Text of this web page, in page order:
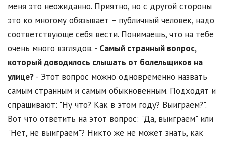
меня это неожиданно. Приятно, но с другой стороны
это ко многому обязывает – публичный человек, надо
соответствующе себя вести. Понимаешь, что на тебе
очень много взглядов. - Самый странный вопрос,
который доводилось слышать от болельщиков на
улице? - Этот вопрос можно одновременно назвать
самым странным и самым обыкновенным. Подходят и
спрашивают: "Ну что? Как в этом году? Выиграем?".
Вот что ответить на этот вопрос: "Да, выиграем" или
"Нет, не выиграем"? Никто же не может знать, как